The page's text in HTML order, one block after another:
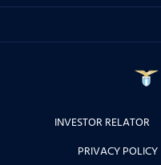
INVESTOR RELATOR
PRIVACY POLICY